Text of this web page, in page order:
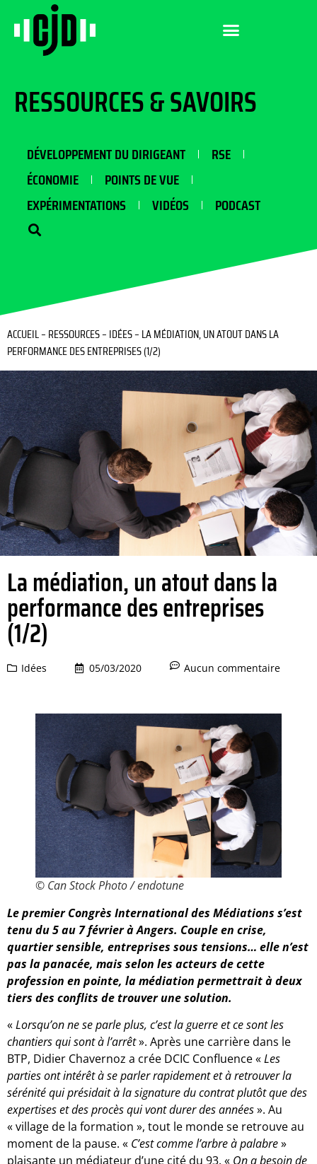
RESSOURCES & SAVOIRS
DÉVELOPPEMENT DU DIRIGEANT
RSE
ÉCONOMIE
POINTS DE VUE
EXPÉRIMENTATIONS
VIDÉOS PODCAST
ACCUEIL– RESSOURCES– IDÉES– LA MÉDIATION, UN ATOUT DANS LA
PERFORMANCE DES ENTREPRISES (1/2)
La médiation, un atout dans la
performance des entreprises
(1/2)
Idées 05/03/2020 Aucun commentaire
© Can Stock Photo / endotune
Le premier Congrès International des Médiations s’est
tenu du 5 au 7 février à Angers. Couple en crise,
quartier sensible, entreprises sous tensions… elle n’est
pas la panacée, mais selon les acteurs de cette
profession en pointe, la médiation permettrait à deux
tiers des conflits de trouver une solution.
«Lorsqu’on ne se parle plus, c’est la guerre et ce sont les
chantiers qui sont à l’arrêt». Après une carrière dans le
BTP, Didier Chavernoz a crée DCIC Confluence «Les
parties ont intérêt à se parler rapidement et à retrouver la
sérénité qui présidait à la signature du contrat plutôt que des
expertises et des procès qui vont durer des années». Au
« village de la formation », tout le monde se retrouve au
moment de la pause. « C’est comme l’arbre à palabre»
plaisante un médiateur d’une cité du 93. « On a besoin de